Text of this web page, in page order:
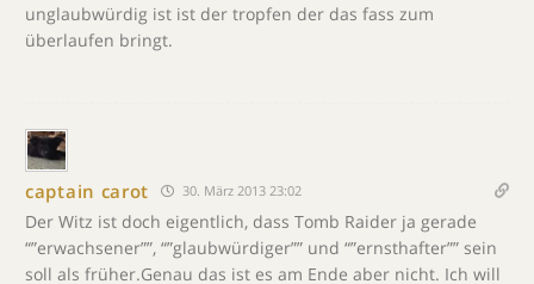
unglaubwürdig ist ist der tropfen der das fass zum
überlaufen bringt.
captain carot 30. März 2013 23:02
Der Witz ist doch eigentlich, dass Tomb Raider ja gerade
“”erwachsener””, “”glaubwürdiger”” und “”ernsthafter”” sein
soll als früher.Genau das ist es am Ende aber nicht. Ich will